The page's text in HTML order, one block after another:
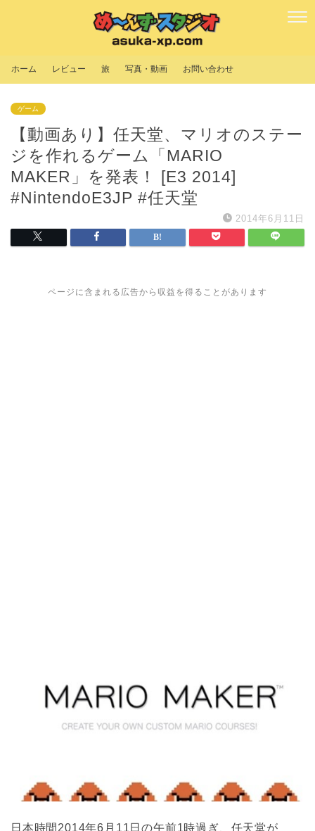
ホーム レビュー 旅 写真・動画 お問い合わせ
ゲーム
【動画あり】任天堂、マリオのステー
ジを作れるゲーム「MARIO
MAKER」を発表！ [E3 2014]
#NintendoE3JP #任天堂
2014年6月11日
ページに含まれる広告から収益を得ることがあります
日本時間2014年6月11日の午前1時過ぎ、任天堂が